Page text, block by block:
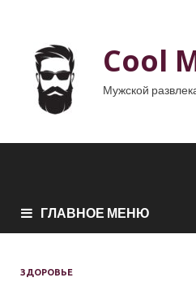
Cool
Мужской
ГЛАВНОЕ МЕНЮ
ЗДОРОВЬЕ